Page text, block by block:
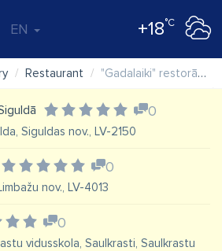
EN +18°C
Restaurant "Gadalaiki" restorāns
0
Siguldas nov., LV-2150
0
nov., LV-4013
0
vidusskola, Saulkrasti, Saulkrastu